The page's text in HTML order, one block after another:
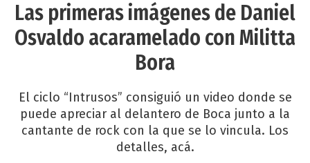
Las primeras imágenes de Daniel
Osvaldo acaramelado con Militta
Bora
El ciclo “Intrusos” consiguió un video donde se
puede apreciar al delantero de Boca junto a la
cantante de rock con la que se lo vincula. Los
detalles, acá.